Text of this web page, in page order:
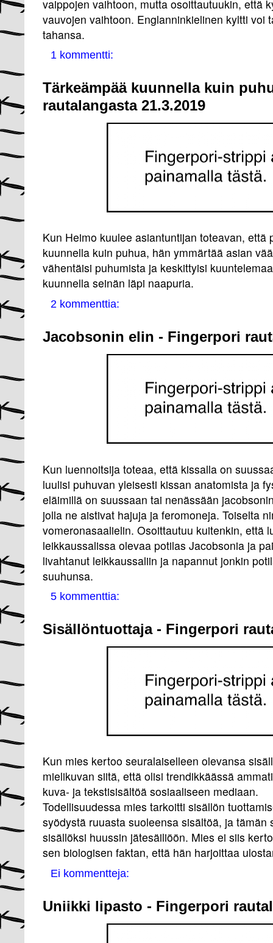
vaippojen vaihtoon, mutta osoittautuukin, että
vauvojen vaihtoon. Englanninkielinen kyltti voi
tahansa.
1 kommentti:
Tärkeämpää kuunnella kuin
rautalangasta 21.3.2019
Kun Heimo kuulee asiantuntijan toteavan, että
kuunnella kuin puhua, hän ymmärtää asian
vähentäisi puhumista ja keskittyisi
kuunnella seinän läpi naapuria.
2 kommenttia:
Jacobsonin elin - Fingerpori
Kun luennoitsija toteaa, että kissalla on
luulisi puhuvan yleisesti kissan anatomista ja
eläimillä on suussaan tai nenässään
jolla ne aistivat hajuja ja feromoneja. Toiselta
vomeronasaalielin. Osoittautuu kuitenkin, että
leikkaussalissa olevaa potilas Jacobsonia ja
livahtanut leikkaussaliin ja napannut jonkin
suuhunsa.
5 kommenttia:
Sisällöntuottaja - Fingerpori
Kun mies kertoo seuralaiselleen olevansa
mielikuvan siitä, että olisi trendikkäässä
kuva- ja tekstisisältöä sosiaaliseen mediaan.
Todellisuudessa mies tarkoitti sisällön
syödystä ruuasta suoleensa sisältöä, ja tämän
sisällöksi huussin jätesäiliöön. Mies ei siis
sen biologisen faktan, että hän harjoittaa
Ei kommentteja:
Uniikki lipasto - Fingerpori